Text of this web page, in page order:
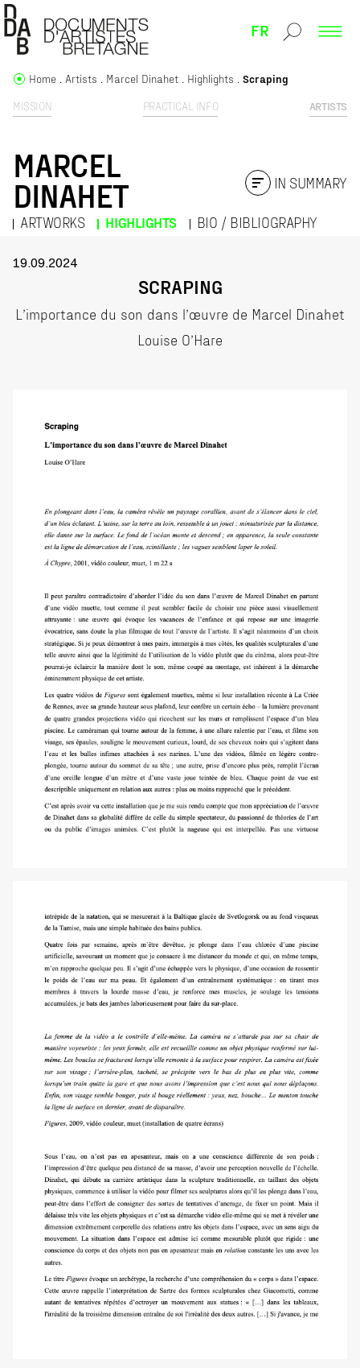
FR
MISSION PRACTICAL INFO ARTISTS
Home Artists Marcel Dinahet Highlights Scraping
MARCEL
DINAHET
ARTWORKS HIGHLIGHTS BIO / BIBLIOGRAPHY
IN SUMMARY
19.09.2024
SCRAPING
L’importance du son dans l’œuvre de Marcel Dinahet
Louise O’Hare